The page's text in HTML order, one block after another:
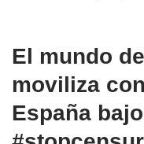
El mundo
moviliza
España